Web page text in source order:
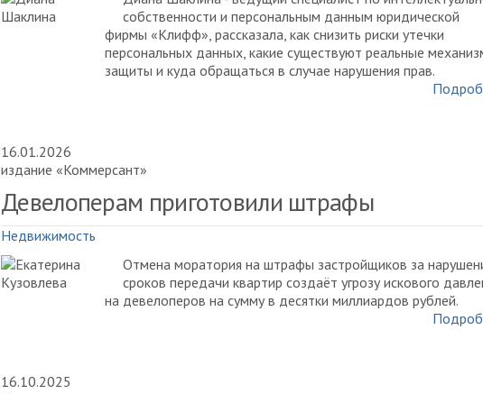
собственности и персональным данным юридической
фирмы «Клифф», рассказала, как снизить риски утечки
персональных данных, какие существуют реальные
защиты и куда обращаться в случае нарушения прав.
16.01.2026
издание «Коммерсант»
Девелоперам приготовили штрафы
Недвижимость
Отмена моратория на штрафы застройщиков за
сроков передачи квартир создаёт угрозу искового
на девелоперов на сумму в десятки миллиардов рублей.
16.10.2025